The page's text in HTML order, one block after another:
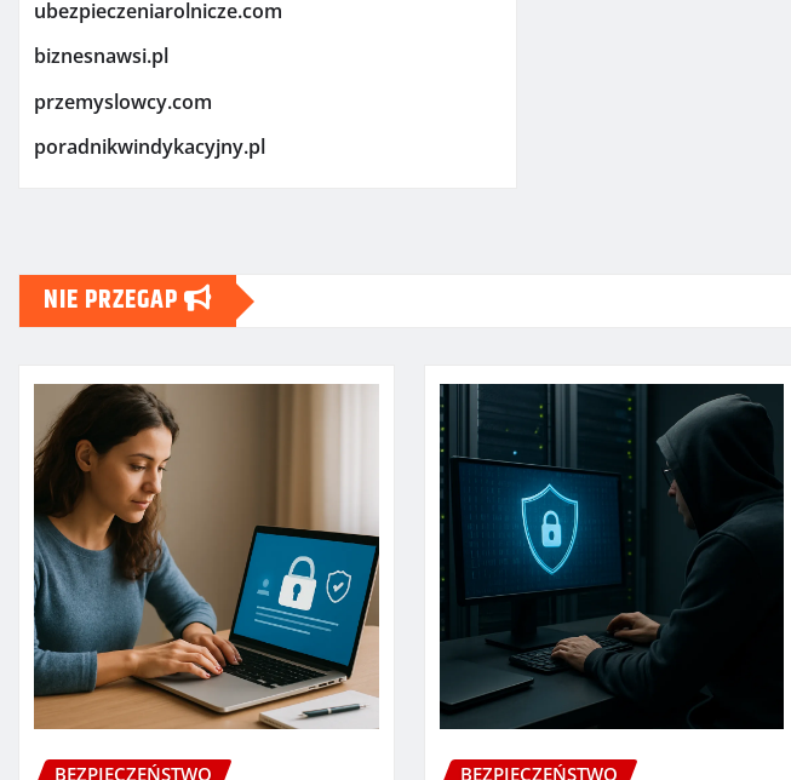
ubezpieczeniarolnicze.com
biznesnawsi.pl
przemyslowcy.com
poradnikwindykacyjny.pl
NIE PRZEGAP
BEZPIECZEŃSTWO BEZPIECZEŃSTWO